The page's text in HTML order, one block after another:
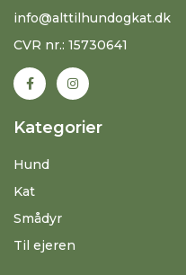
info@alttilhundogkat.dk
CVR nr.: 15730641
Kategorier
Hund
Kat
Smådyr
Til ejeren